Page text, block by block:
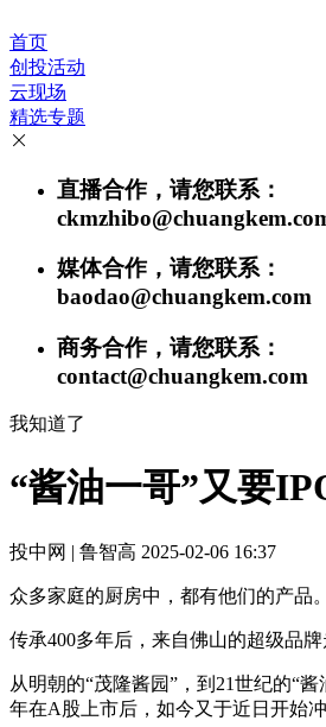
首页
创投活动
云现场
精选专题
直播合作，请您联系：
媒体合作，请您联系：
baodao@chuangkem.com
商务合作，请您联系：
contact@chuangkem.com
我知道了
“酱油一哥”又要
投中网 | 鲁智高 2025-02-06 16:37
众多家庭的厨房中，都有他们的产品。
传承400多年后，来自佛山的超级品牌
从明朝的“茂隆酱园”，到21世纪的“
年在A股上市后，如今又于近日开始冲